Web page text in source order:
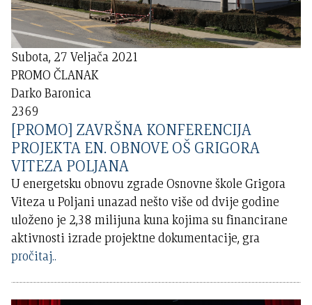
Subota, 27 Veljača 2021
PROMO ČLANAK
Darko Baronica
2369
[PROMO] ZAVRŠNA KONFERENCIJA
PROJEKTA EN. OBNOVE OŠ GRIGORA
VITEZA POLJANA
U energetsku obnovu zgrade Osnovne škole Grigora
Viteza u Poljani unazad nešto više od dvije godine
uloženo je 2,38 milijuna kuna kojima su financirane
aktivnosti izrade projektne dokumentacije, gra
pročitaj..